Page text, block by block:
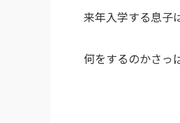
来年入学する息子
何をするのかさっ